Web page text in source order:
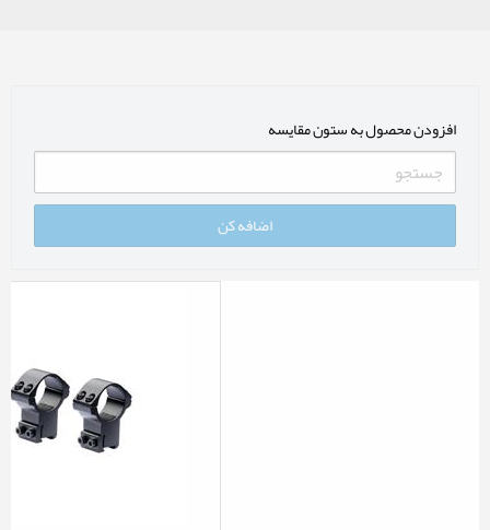
افزودن محصول به ستون مقایسه
اضافه کن